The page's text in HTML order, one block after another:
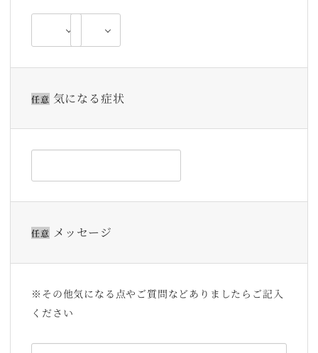
任意気になる症状
任意メッセージ
※その他気になる点やご質問などありましたらご記入
ください